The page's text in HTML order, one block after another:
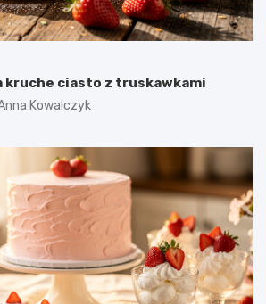
kruche ciasto z truskawkami
Kowalczyk